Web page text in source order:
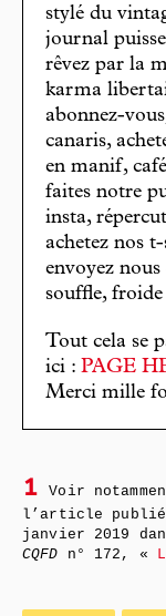
stylé du
journal
rêvez par la
karma
abonnez-
canaris,
en manif,
faites notre
insta,
achetez nos
envoyez
souffle, froide
Tout cela se
ici : PAGE
Merci mille
1
Voir
l’article publié
janvier 2019
CQFD n° 172, «